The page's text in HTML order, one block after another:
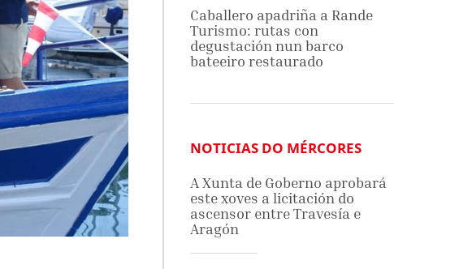
Caballero apadriña a Rande
Turismo: rutas con
degustación nun barco
bateeiro restaurado
NOTICIAS DO MÉRCORES
A Xunta de Goberno aprobará
este xoves a licitación do
ascensor entre Travesía e
Aragón